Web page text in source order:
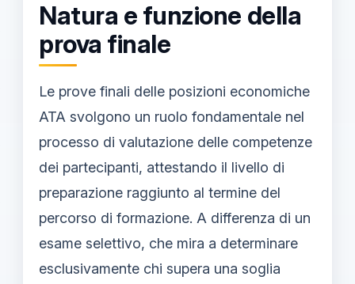
Natura e funzione della
prova finale
Le prove finali delle posizioni economiche
ATA svolgono un ruolo fondamentale nel
processo di valutazione delle competenze
dei partecipanti, attestando il livello di
preparazione raggiunto al termine del
percorso di formazione. A differenza di un
esame selettivo, che mira a determinare
esclusivamente chi supera una soglia